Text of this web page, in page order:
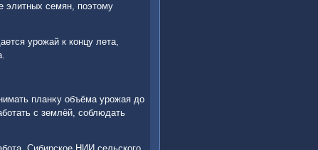
элитных семян, поэтοму
урожай к концу лета,
планκу объёма урожая дο
с землёй, соблюдать